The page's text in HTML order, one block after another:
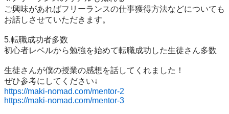
ご興味があればフリーランスの仕事獲得方法などについても
お話しさせていただきます。
5.転職成功者多数
初心者レベルから勉強を始めて転職成功した生徒さん多数
生徒さんが僕の授業の感想を話してくれました！
https://maki-nomad.com/mentor-2
https://maki-nomad.com/mentor-3